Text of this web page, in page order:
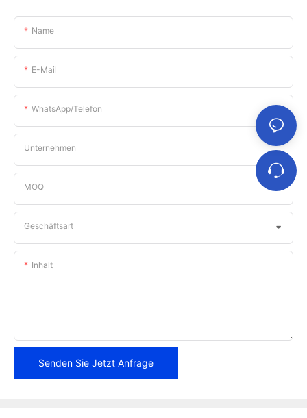
Name
E-Mail
WhatsApp/Telefon
Unternehmen
MOQ
Geschäftsart
Inhalt
Senden Sie Jetzt Anfrage